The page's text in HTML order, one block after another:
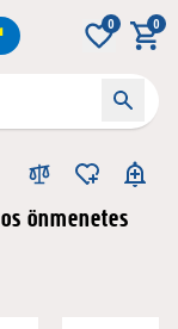
0 0
önmenetes